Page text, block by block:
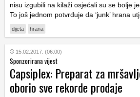
nisu izgubili na kilaži osjećali su se bolje
To još jednom potvrđuje da ‘junk’ hrana
dijeta hrana
15.02.2017. (06:00)
Sponzorirana vijest
Capsiplex: Preparat za
oborio sve rekorde prodaje